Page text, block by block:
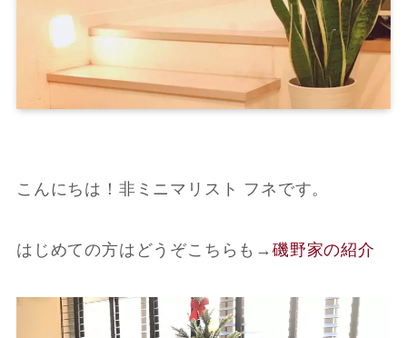
こんにちは！非ミニマリスト フネです。
はじめての方はどうぞこちらも →磯野家の紹介